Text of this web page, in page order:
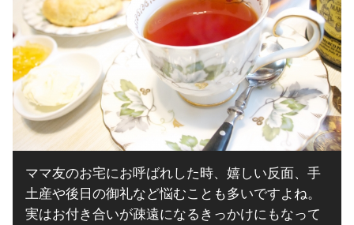
ママ友のお宅にお呼ばれした時、嬉しい反面、手
土産や後日の御礼など悩むことも多いですよね。
実はお付き合いが疎遠になるきっかけにもなって